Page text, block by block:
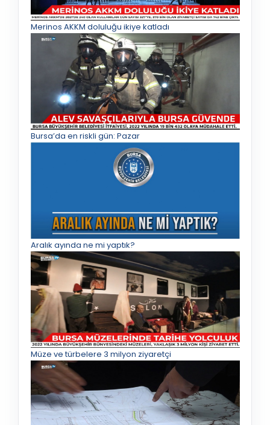
Merinos AKKM doluluğu ikiye katladı
Bursa’da en riskli gün: Pazar
Aralık ayında ne mi yaptık?
Müze ve türbelere 3 milyon ziyaretçi